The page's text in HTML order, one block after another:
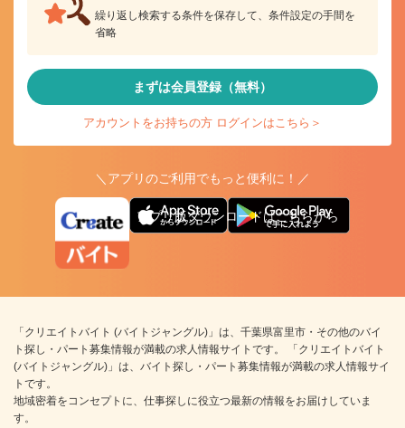
繰り返し検索する条件を保存して、条件設定の手間を
省略
まずは会員登録（無料）
アカウントをお持ちの方 ログインはこちら＞
＼アプリのご利用でもっと便利に！／
アプリ版ダウンロードはこちらから
「クリエイトバイト (バイトジャングル)」は、千葉県富里市・その他のバイ
ト探し・パート募集情報が満載の求人情報サイトです。 「クリエイトバイト
(バイトジャングル)」は、バイト探し・パート募集情報が満載の求人情報サイ
トです。
地域密着をコンセプトに、仕事探しに役立つ最新の情報をお届けしていま
す。